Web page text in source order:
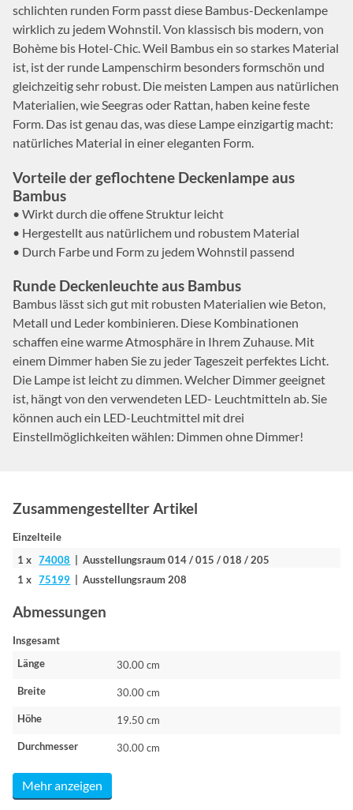
schlichten runden Form passt diese Bambus-Deckenlampe
wirklich zu jedem Wohnstil. Von klassisch bis modern, von
Bohème bis Hotel-Chic. Weil Bambus ein so starkes Material
ist, ist der runde Lampenschirm besonders formschön und
gleichzeitig sehr robust. Die meisten Lampen aus natürlichen
Materialien, wie Seegras oder Rattan, haben keine feste
Form. Das ist genau das, was diese Lampe einzigartig macht:
natürliches Material in einer eleganten Form.
Vorteile der geflochtene Deckenlampe aus
Bambus
• Wirkt durch die offene Struktur leicht
• Hergestellt aus natürlichem und robustem Material
• Durch Farbe und Form zu jedem Wohnstil passend
Runde Deckenleuchte aus Bambus
Bambus lässt sich gut mit robusten Materialien wie Beton,
Metall und Leder kombinieren. Diese Kombinationen
schaffen eine warme Atmosphäre in Ihrem Zuhause. Mit
einem Dimmer haben Sie zu jeder Tageszeit perfektes Licht.
Die Lampe ist leicht zu dimmen. Welcher Dimmer geeignet
ist, hängt von den verwendeten LED- Leuchtmitteln ab. Sie
können auch ein LED-Leuchtmittel mit drei
Einstellmöglichkeiten wählen: Dimmen ohne Dimmer!
Zusammengestellter Artikel
Einzelteile
1 x74008 | Ausstellungsraum 014 / 015 / 018 / 205
1 x75199 | Ausstellungsraum 208
Abmessungen
Insgesamt
Länge
30.00 cm
Breite 30.00 cm
Höhe 19.50 cm
Durchmesser 30.00 cm
Mehr anzeigen